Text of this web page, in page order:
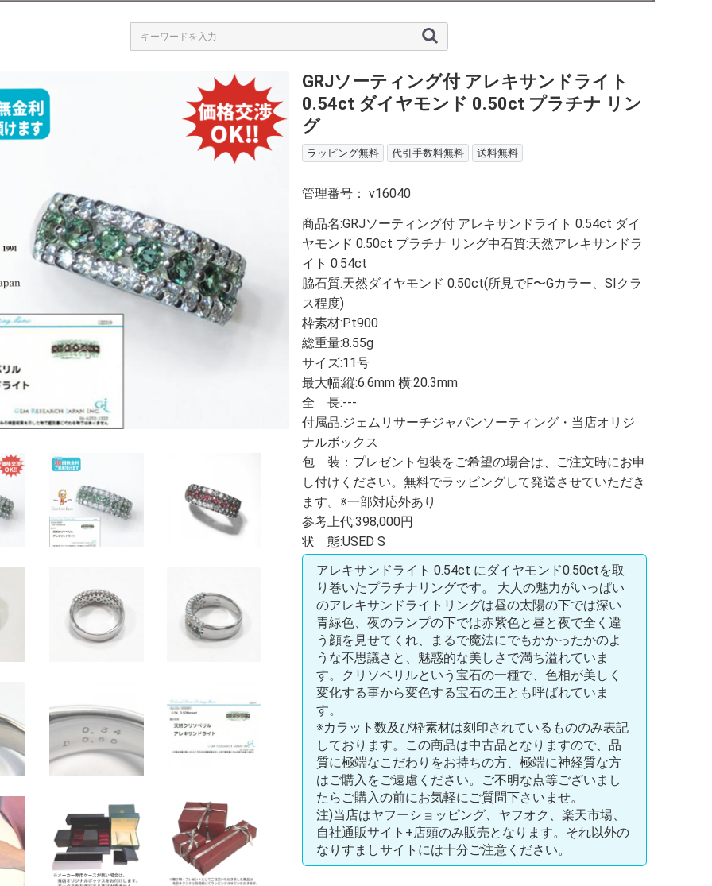
GRJソーティング付 アレキサンドライト
0.54ct ダイヤモンド 0.50ct プラチナ リン
グ
ラッピング無料 代引手数料無料 送料無料
管理番号： v16040
商品名:GRJソーティング付 アレキサンドライト 0.54ct ダイ
ヤモンド 0.50ct プラチナ リング中石質:天然アレキサンドラ
イト 0.54ct
脇石質:天然ダイヤモンド 0.50ct(所見でF〜Gカラー、SIクラ
ス程度)
枠素材:Pt900
総重量:8.55g
サイズ:11号
最大幅:縦:6.6mm 横:20.3mm
全 長:---
付属品:ジェムリサーチジャパンソーティング・当店オリジ
ナルボックス
包 装：プレゼント包装をご希望の場合は、ご注文時にお申
し付けください。無料でラッピングして発送させていただき
ます。※一部対応外あり
参考上代:398,000円
状 態:USED S
アレキサンドライト 0.54ct にダイヤモンド0.50ctを取
り巻いたプラチナリングです。 大人の魅力がいっぱい
のアレキサンドライトリングは昼の太陽の下では深い
青緑色、夜のランプの下では赤紫色と昼と夜で全く違
う顔を見せてくれ、まるで魔法にでもかかったかのよ
うな不思議さと、魅惑的な美しさで満ち溢れていま
す。クリソベリルという宝石の一種で、色相が美しく
変化する事から変色する宝石の王とも呼ばれていま
す。
※カラット数及び枠素材は刻印されているもののみ表記
しております。この商品は中古品となりますので、品
質に極端なこだわりをお持ちの方、極端に神経質な方
はご購入をご遠慮ください。ご不明な点等ございまし
たらご購入の前にお気軽にご質問下さいませ。
注)当店はヤフーショッピング、ヤフオク、楽天市場、
自社通販サイト+店頭のみ販売となります。それ以外の
なりすましサイトには十分ご注意ください。